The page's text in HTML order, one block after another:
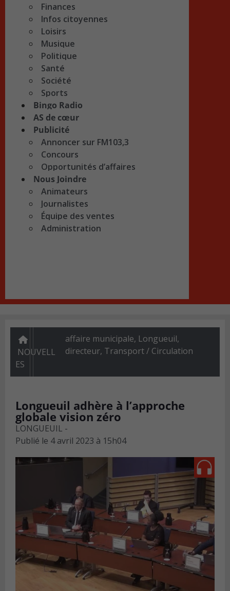
Finances
Infos citoyennes
Loisirs
Musique
Politique
Santé
Société
Sports
Bingo Radio
AS de cœur
Publicité
Annoncer sur FM103,3
Concours
Opportunités d’affaires
Nous Joindre
Animateurs
Journalistes
Équipe des ventes
Administration
NOUVELL
ES
affaire municipale, Longueuil,
directeur, Transport / Circulation
Longueuil adhère à l’approche
globale vision zéro
LONGUEUIL -
Publié le 4 avril 2023 à 15h04